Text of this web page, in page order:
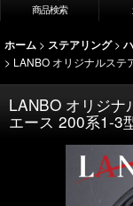
商品検索
ホーム > ステアリング >
> LANBO オリジナルステ
LANBO オリジナ
エース 200系1-3